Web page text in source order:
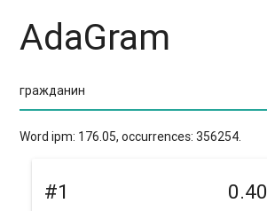
AdaGram
Word ipm: 176.05, occurrences: 356254.
#1 0.40